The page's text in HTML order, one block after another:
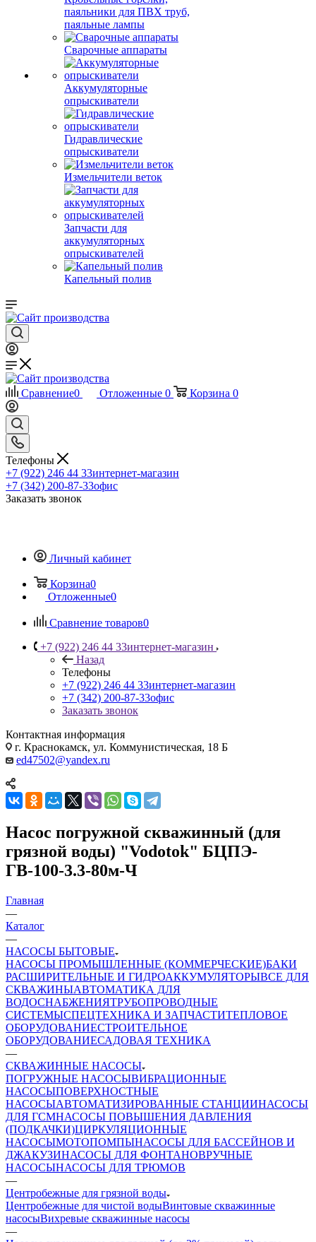
паяльники для ПВХ труб,
паяльные лампы
Сварочные аппараты
Аккумуляторные
опрыскиватели
Гидравлические
опрыскиватели
Измельчители веток
Запчасти для
аккумуляторных
опрыскивателей
Капельный полив
Сравнение0 Отложенные 0 Корзина 0
Телефоны
+7 (922) 246 44 33интернет-магазин
+7 (342) 200-87-33офис
Заказать звонок
Личный кабинет
Корзина0
Отложенные0
Сравнение товаров0
+7 (922) 246 44 33интернет-магазин
Назад
Телефоны
+7 (922) 246 44 33интернет-магазин
+7 (342) 200-87-33офис
Заказать звонок
Контактная информация
г. Краснокамск, ул. Коммунистическая, 18 Б
ed47502@yandex.ru
Насос погружной скважинный (для
грязной воды) "Vodotok" БЦПЭ-
ГВ-100-3.3-80м-Ч
Главная
—
Каталог
—
НАСОСЫ БЫТОВЫЕ
НАСОСЫ ПРОМЫШЛЕННЫЕ (КОММЕРЧЕСКИЕ)БАКИ
РАСШИРИТЕЛЬНЫЕ И ГИДРОАККУМУЛЯТОРЫВСЕ ДЛЯ
СКВАЖИНЫАВТОМАТИКА ДЛЯ
ВОДОСНАБЖЕНИЯТРУБОПРОВОДНЫЕ
СИСТЕМЫСПЕЦТЕХНИКА И ЗАПЧАСТИТЕПЛОВОЕ
ОБОРУДОВАНИЕСТРОИТЕЛЬНОЕ
ОБОРУДОВАНИЕСАДОВАЯ ТЕХНИКА
—
СКВАЖИННЫЕ НАСОСЫ
ПОГРУЖНЫЕ НАСОСЫВИБРАЦИОННЫЕ
НАСОСЫПОВЕРХНОСТНЫЕ
НАСОСЫАВТОМАТИЗИРОВАННЫЕ СТАНЦИИНАСОСЫ
ДЛЯ ГСМНАСОСЫ ПОВЫШЕНИЯ ДАВЛЕНИЯ
(ПОДКАЧКИ)ЦИРКУЛЯЦИОННЫЕ
НАСОСЫМОТОПОМПЫНАСОСЫ ДЛЯ БАССЕЙНОВ И
ДЖАКУЗИНАСОСЫ ДЛЯ ФОНТАНОВРУЧНЫЕ
НАСОСЫНАСОСЫ ДЛЯ ТРЮМОВ
—
Центробежные для грязной воды
Центробежные для чистой водыВинтовые скважинные
насосыВихревые скважинные насосы
—